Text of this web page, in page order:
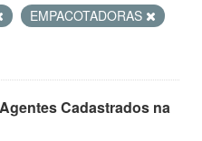
EMPACOTADORAS
Cadastrados na